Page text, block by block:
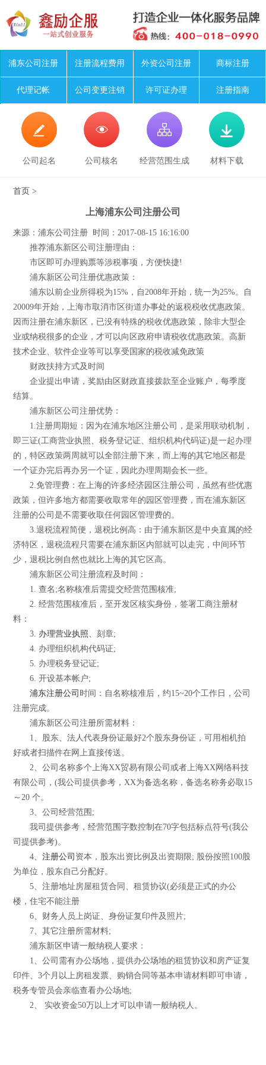
浦东公司注册 注册流程费用 外资公司注册 商标注册
代理记帐 公司变更注销 许可证办理 注册指南

公司起名

公司核名

经营范围生成

材料下载
首页 >
上海浦东公司注册公司
来源：浦东公司注册 时间：2017-08-15 16:16:00
推荐浦东新区公司注册理由：
市区即可办理购票等涉税事项，方便快捷!
浦东新区公司注册优惠政策：
浦东以前企业所得税为15%，自2008年开始，统一为25%。自
20009年开始，上海市取消市区街道办事处的返税税收优惠政策。
因而注册在浦东新区，已没有特殊的税收优惠政策，除非大型企
业或纳税很多的企业，才可以向区政府申请税收优惠政策。高新
技术企业、软件企业等可以享受国家的税收减免政策
财政扶持方式及时间
企业提出申请，奖励由区财政直接拨款至企业账户，每季度
结算。
浦东新区公司注册优势：
1.注册周期短：因为在浦东地区注册公司，是采用联动机制，
即三证(工商营业执照、税务登记证、组织机构代码证)是一起办理
的，特区政策两周就可以全部注册下来，而上海的其它地区都是
一个证办完后再办另一个证，因此办理周期会长一些。
2.免管理费：在上海的许多经济园区注册公司，虽然有些优惠
政策，但许多地方都需要收取常年的园区管理费，而在浦东新区
注册的公司是不需要收取任何园区管理费的。
3.退税流程简便，退税比例高：由于浦东新区是中央直属的经
济特区，退税流程只需要在浦东新区内部就可以走完，中间环节
少，退税比例自然也就比上海的其它区高。
浦东新区公司注册流程及时间：
1. 查名;名称核准后需提交经营范围核准;
2. 经营范围核准后，至开发区核实身份，签署工商注册材
料：
3. 办理营业执照 、刻章;
4. 办理组织机构代码证;
5. 办理税务登记证;
6. 开设基本帐户;
浦东注册公司 时间：自名称核准后，约15~20个工作日，公司
注册完成。
浦东新区公司注册所需材料：
1、股东、法人代表身份证最好2个股东身份证，可用相机拍
好或者扫描件在网上直接传送。
2、公司名称多个上海XX贸易有限公司或者上海XX网络科技
有限公司，(我公司提供参考，XX为备选名称，备选名称务必取15
～20 个。
3、公司经营范围;
我司提供参考，经营范围字数控制在70字包括标点符号(我公
司提供参考)。
4、注册公司 资本，股东出资比例及出资期限; 股份按照100股
为单位，股东自己分配好。
5、注册地址房屋租赁合同、租赁协议(必须是正式的办公
楼，住宅不能注册
6、财务人员上岗证、身份证复印件及照片;
7、其它注册所需材料;
浦东新区申请一般纳税人要求：
1、公司需有办公场地，提供办公场地的租赁协议和房产证复
印件、3个月以上房租发票、购销合同等基本申请材料即可申请，
税务专管员会亲临查看办公场地;
2、 实收资金50万以上才可以申请一般纳税人。